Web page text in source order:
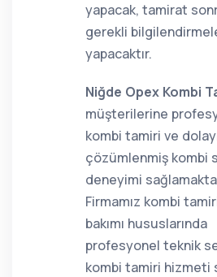
yapacak, tamirat
gerekli
yapacaktır.
Niğde Opex Kombi
müşterilerine
kombi tamiri ve
çözümlenmiş kombi
deneyimi
Firmamız kombi
bakımı hususlarında
profesyonel teknik
kombi tamiri hizmeti